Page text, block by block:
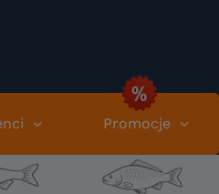
Promocje